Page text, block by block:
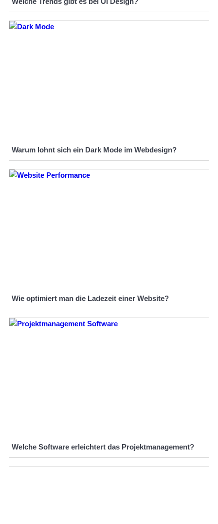
Warum lohnt sich ein Dark Mode im Webdesign?
Wie optimiert man die Ladezeit einer Website?
Welche Software erleichtert das Projektmanagement?